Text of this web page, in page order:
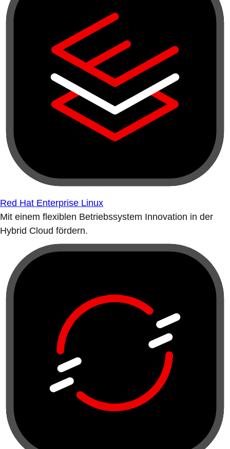
Red Hat Enterprise Linux
Mit einem flexiblen Betriebssystem Innovation in der
Hybrid Cloud fördern.